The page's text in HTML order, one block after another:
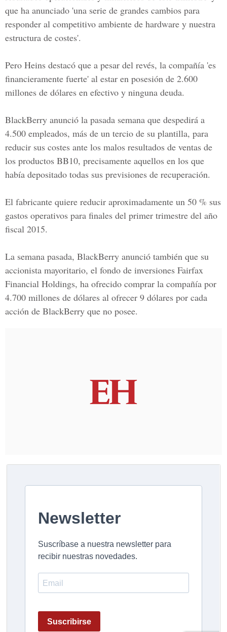
que ha anunciado 'una serie de grandes cambios para
responder al competitivo ambiente de hardware y nuestra
estructura de costes'.
Pero Heins destacó que a pesar del revés, la compañía 'es
financieramente fuerte' al estar en posesión de 2.600
millones de dólares en efectivo y ninguna deuda.
BlackBerry anunció la pasada semana que despedirá a
4.500 empleados, más de un tercio de su plantilla, para
reducir sus costes ante los malos resultados de ventas de
los productos BB10, precisamente aquellos en los que
había depositado todas sus previsiones de recuperación.
El fabricante quiere reducir aproximadamente un 50 % sus
gastos operativos para finales del primer trimestre del año
fiscal 2015.
La semana pasada, BlackBerry anunció también que su
accionista mayoritario, el fondo de inversiones Fairfax
Financial Holdings, ha ofrecido comprar la compañía por
4.700 millones de dólares al ofrecer 9 dólares por cada
acción de BlackBerry que no posee.